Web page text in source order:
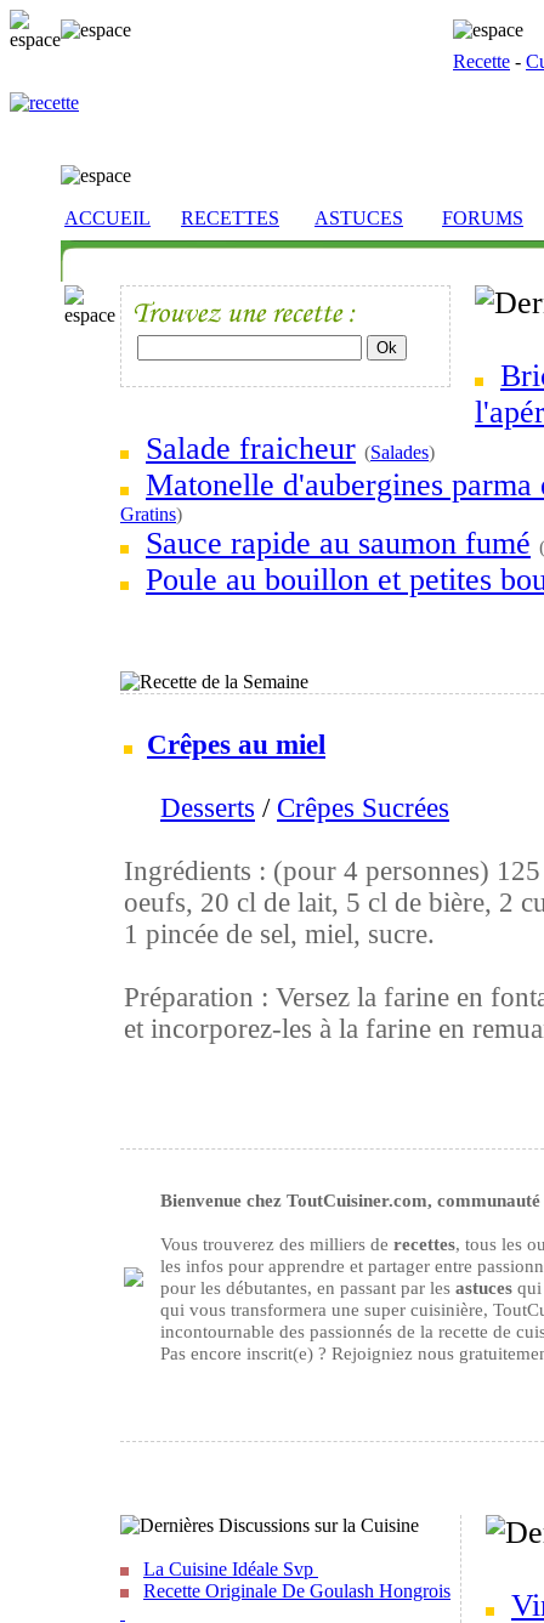
Recette -
ACCUEIL RECETTES ASTUCES FORUMS
Salade fraicheur (Salades)
Matonelle d'aubergines
Gratins)
Sauce rapide au saumon fumé (
Poule au bouillon et petites
Crêpes au miel
Desserts / Crêpes Sucrées
Ingrédients : (pour 4 personnes)
oeufs, 20 cl de lait, 5 cl de bière, 2
1 pincée de sel, miel, sucre.
Préparation : Versez la farine en
et incorporez-les à la farine en
Bienvenue chez ToutCuisiner.com, communauté
Vous trouverez des milliers de recettes, tous les
les infos pour apprendre et partager entre
pour les débutantes, en passant par les astuces qui
qui vous transformera une super cuisinière,
incontournable des passionnés de la recette de
Pas encore inscrit(e) ? Rejoigniez nous
La Cuisine Idéale Svp
Recette Originale De Goulash Hongrois